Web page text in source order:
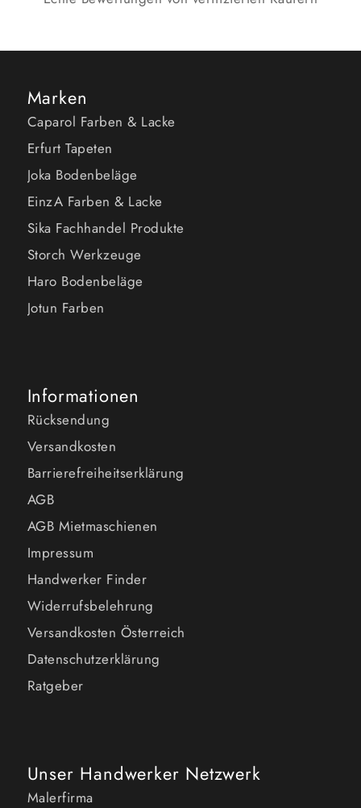
Marken
Caparol Farben & Lacke
Erfurt Tapeten
Joka Bodenbeläge
EinzA Farben & Lacke
Sika Fachhandel Produkte
Storch Werkzeuge
Haro Bodenbeläge
Jotun Farben
Informationen
Rücksendung
Versandkosten
Barrierefreiheitserklärung
AGB
AGB Mietmaschienen
Impressum
Handwerker Finder
Widerrufsbelehrung
Versandkosten Österreich
Datenschutzerklärung
Ratgeber
Unser Handwerker Netzwerk
Malerfirma